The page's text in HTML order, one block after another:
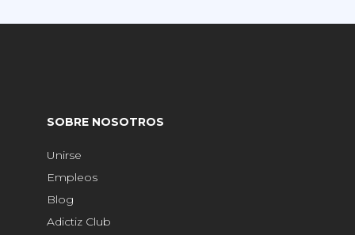
SOBRE NOSOTROS
Unirse
Empleos
Blog
Adictiz Club